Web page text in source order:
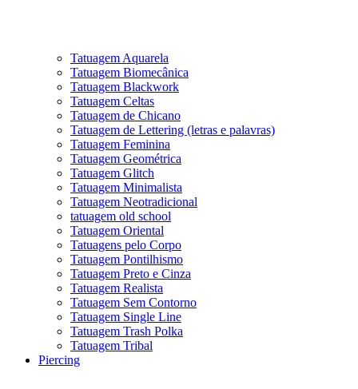
Tatuagem Aquarela
Tatuagem Biomecânica
Tatuagem Blackwork
Tatuagem Celtas
Tatuagem de Chicano
Tatuagem de Lettering (letras e palavras)
Tatuagem Feminina
Tatuagem Geométrica
Tatuagem Glitch
Tatuagem Minimalista
Tatuagem Neotradicional
tatuagem old school
Tatuagem Oriental
Tatuagens pelo Corpo
Tatuagem Pontilhismo
Tatuagem Preto e Cinza
Tatuagem Realista
Tatuagem Sem Contorno
Tatuagem Single Line
Tatuagem Trash Polka
Tatuagem Tribal
Piercing